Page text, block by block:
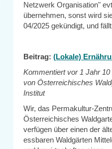
Netzwerk Organisation"
übernehmen, sonst wird
04/2025 gekündigt, und
Beitrag:(Lokale)
Kommentiert vor 1 Jahr
von Österreichisches
Institut
Wir, das Permakultur-
Österreichisches
verfügen über einen der
essbaren Waldgärten